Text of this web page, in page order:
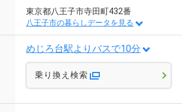
東京都八王子市寺田町432番
八王子市の暮らしデータを見る
めじろ台駅よりバスで10分
乗り換え検索